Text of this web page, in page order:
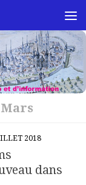
2018
dans